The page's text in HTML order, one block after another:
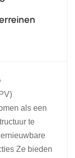
als een
te
Ze bieden